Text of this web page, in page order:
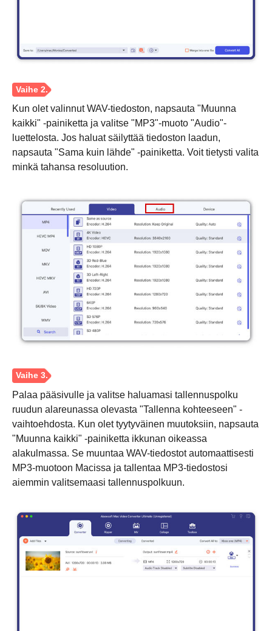
Vaihe 1.
Vaihe 2.
Kun olet valinnut WAV-tiedoston, napsauta "Muunna
kaikki" -painiketta ja valitse "MP3"-muoto "Audio"-
luettelosta. Jos haluat säilyttää tiedoston laadun,
napsauta "Sama kuin lähde" -painiketta. Voit tietysti valita
minkä tahansa resoluution.
Palaa pääsivulle ja valitse haluamasi tallennuspolku
ruudun alareunassa olevasta "Tallenna kohteeseen" -
vaihtoehdosta. Kun olet tyytyväinen muutoksiin, napsauta
"Muunna kaikki" -painiketta ikkunan oikeassa
alakulmassa. Se muuntaa WAV-tiedostot automaattisesti
MP3-muotoon Macissa ja tallentaa MP3-tiedostosi
aiemmin valitsemaasi tallennuspolkuun.